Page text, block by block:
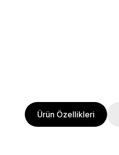
Ürün Özellikleri